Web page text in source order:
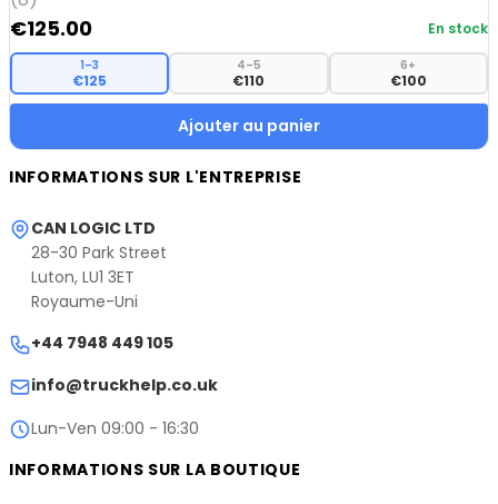
€125.00 En stock
1–3
€125
4–5
€110
6+
€100
Ajouter au panier
INFORMATIONS SUR L'ENTREPRISE
CAN LOGIC LTD
28-30 Park Street
Luton, LU1 3ET
Royaume-Uni
+44 7948 449 105
info@truckhelp.co.uk
Lun-Ven 09:00 - 16:30
INFORMATIONS SUR LA BOUTIQUE